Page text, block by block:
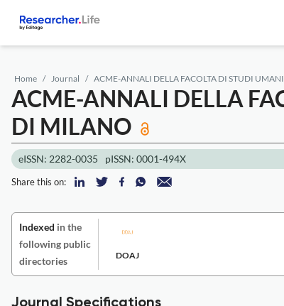
Home Journal ACME-ANNALI DELLA FACOLTA DI STUDI
ACME-ANNALI DELLA
DI MILANO
eISSN: 2282-0035 pISSN: 0001-494X
Share this on:
Indexed in the
following public
directories
DOAJ
Journal Specifications